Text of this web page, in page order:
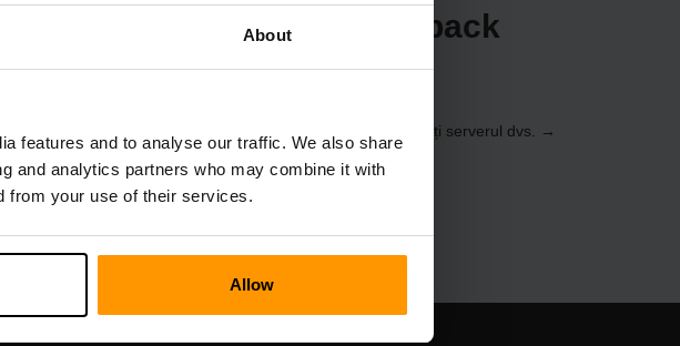
About
features and to analyse our traffic. We also share
and analytics partners who may combine it with
from your use of their services.
Allow
Minecraft Aurai Modpack
(Servere → Selectați serverul dvs. →
Adăugați server de joc → Aurai Modpack)
pe server!